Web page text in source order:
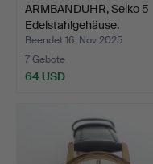
ARMBANDUHR, Seiko 5
Edelstahlgehäuse.
Beendet 16. Nov 2025
7 Gebote
64 USD